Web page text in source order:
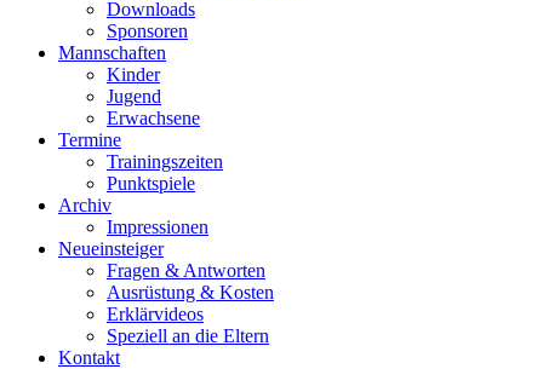
Downloads
Sponsoren
Mannschaften
Kinder
Jugend
Erwachsene
Termine
Trainingszeiten
Punktspiele
Archiv
Impressionen
Neueinsteiger
Fragen & Antworten
Ausrüstung & Kosten
Erklärvideos
Speziell an die Eltern
Kontakt